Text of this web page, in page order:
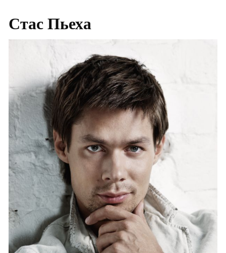
Стас Пьеха